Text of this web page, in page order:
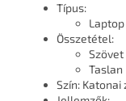
Típus:
Összetétel:
Szövet
Taslan
Szín: Katonai